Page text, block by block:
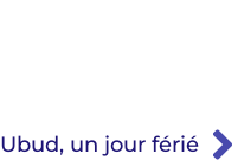
Ubud, un jour férié